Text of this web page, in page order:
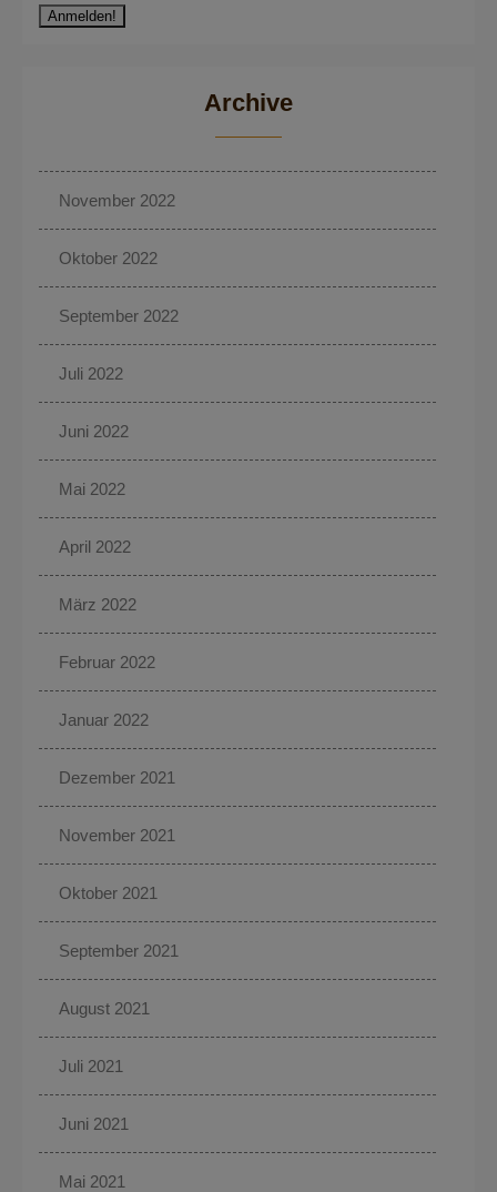
Archive
November 2022
Oktober 2022
September 2022
Juli 2022
Juni 2022
Mai 2022
April 2022
März 2022
Februar 2022
Januar 2022
Dezember 2021
November 2021
Oktober 2021
September 2021
August 2021
Juli 2021
Juni 2021
Mai 2021